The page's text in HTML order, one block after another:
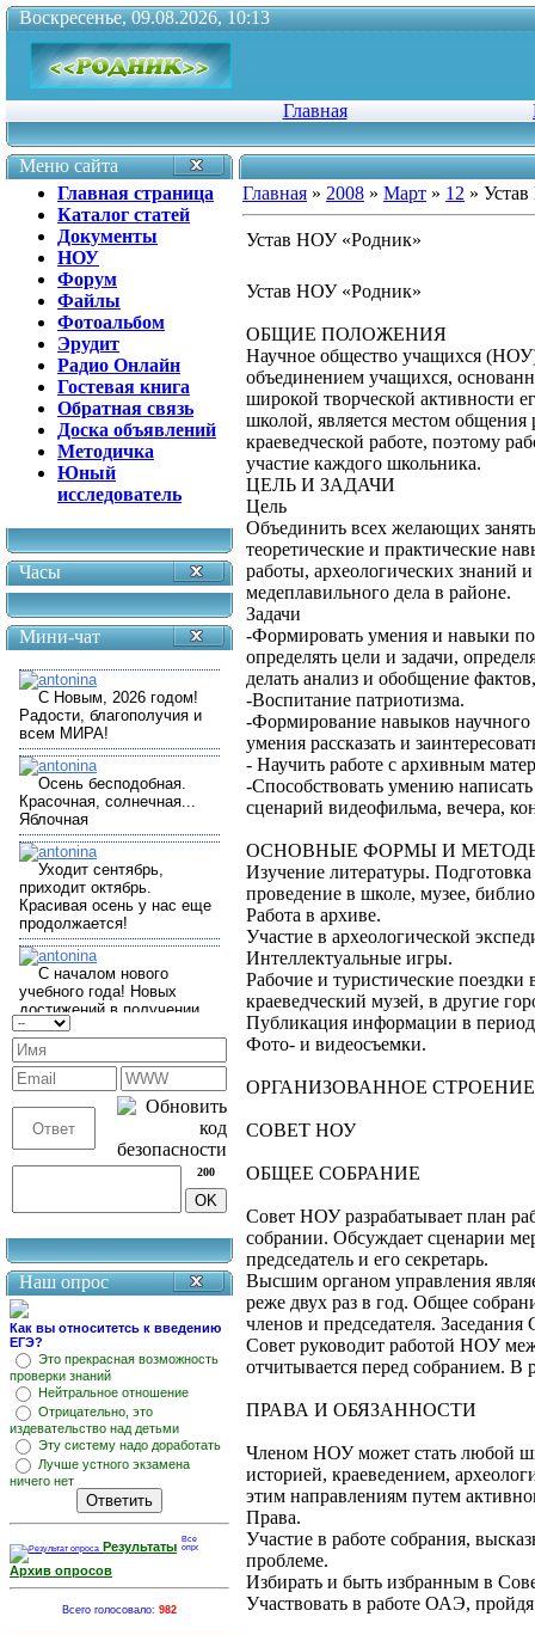
Воскресенье, 09.08.2026, 10:13
Главная
Меню сайта
Главная страница
Каталог статей
Документы
НОУ
Форум
Файлы
Фотоальбом
Эрудит
Радио Онлайн
Гостевая книга
Обратная связь
Доска объявлений
Методичка
Юный
исследователь
Часы
Мини-чат
200
Наш опрос
Как вы относитетсь к введению
ЕГЭ?
Это прекрасная возможность
проверки знаний
Нейтральное отношение
Отрицательно, это
издевательство над детьми
Эту систему надо доработать
Лучше устного экзамена
ничего нет
Результаты
Архив опросов
Всего голосовало: 982
Главная » 2008 » Март » 12 »
Устав НОУ «Родник»
Устав НОУ «Родник»
ОБЩИЕ ПОЛОЖЕНИЯ
Научное общество учащихся
объединением учащихся,
широкой творческой активности
школой, является местом
краеведческой работе, поэтому
участие каждого школьника.
ЦЕЛЬ И ЗАДАЧИ
Цель
Объединить всех желающих
теоретические и практические
работы, археологических знаний
медеплавильного дела в районе.
Задачи
-Формировать умения и навыки
определять цели и задачи,
делать анализ и обобщение
-Воспитание патриотизма.
-Формирование навыков
умения рассказать и
- Научить работе с архивным
-Способствовать умению
сценарий видеофильма, вечера,
ОСНОВНЫЕ ФОРМЫ И
Изучение литературы.
проведение в школе, музее,
Работа в архиве.
Участие в археологической
Интеллектуальные игры.
Рабочие и туристические
краеведческий музей, в другие
Публикация информации в
Фото- и видеосъемки.
ОРГАНИЗОВАННОЕ
СОВЕТ НОУ
ОБЩЕЕ СОБРАНИЕ
Совет НОУ разрабатывает план
собрании. Обсуждает сценарии
председатель и его секретарь.
Высшим органом управления
реже двух раз в год. Общее
членов и председателя.
Совет руководит работой НОУ
отчитывается перед собранием. В
ПРАВА И ОБЯЗАННОСТИ
Членом НОУ может стать любой
историей, краеведением,
этим направлениям путем
Права.
Участие в работе собрания,
проблеме.
Избирать и быть избранным в
Участвовать в работе ОАЭ,